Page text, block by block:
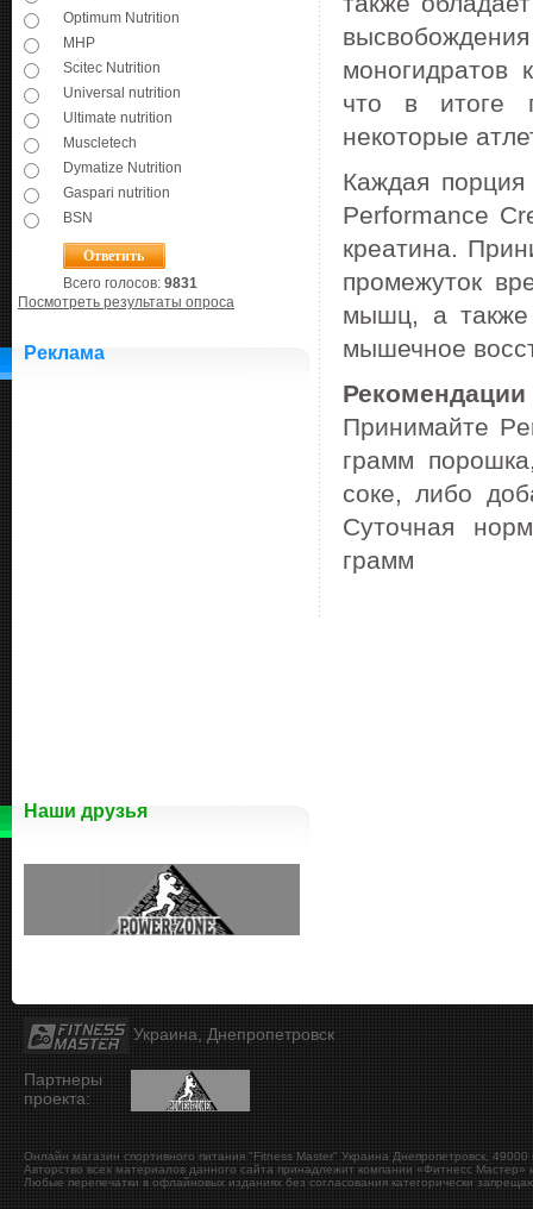
Optimum Nutrition
MHP
Scitec Nutrition
Universal nutrition
Ultimate nutrition
Muscletech
Dymatize Nutrition
Gaspari nutrition
BSN
Всего голосов: 9831
Посмотреть результаты опроса
Реклама
Наши друзья
моногидратов
что в итоге
некоторые
Каждая порция
Performance
креатина.
промежуток
мышц, а также
мышечное
Принимайте
грамм
соке, либо
Суточная
грамм
Украина, Днепропетровск
Партнеры
проекта:
Онлайн магазин спортивного питания "Fitness Master" Украина Днепропетровск 49000
Авторство всех материалов данного сайта принадлежит компании «Фитнесс Мастер»
Любые перепечатки в офлайновых изданиях без согласования категорически